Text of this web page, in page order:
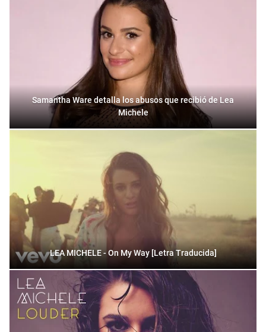
Samantha Ware detalla los abusos que recibió de Lea
Michele
LEA MICHELE - On My Way [Letra Traducida]